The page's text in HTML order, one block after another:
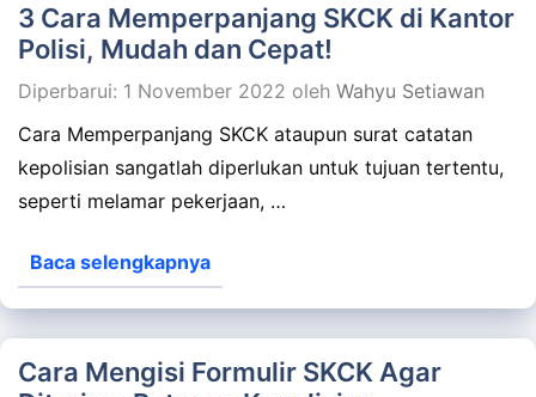
3 Cara Memperpanjang SKCK di Kantor
Polisi, Mudah dan Cepat!
Diperbarui: 1 November 2022 oleh Wahyu Setiawan
Cara Memperpanjang SKCK ataupun surat catatan
kepolisian sangatlah diperlukan untuk tujuan tertentu,
seperti melamar pekerjaan, …
Baca selengkapnya
Cara Mengisi Formulir SKCK Agar